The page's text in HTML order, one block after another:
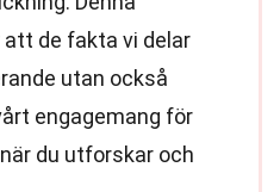
de fakta vi delar
utan också
engagemang för
du utforskar och